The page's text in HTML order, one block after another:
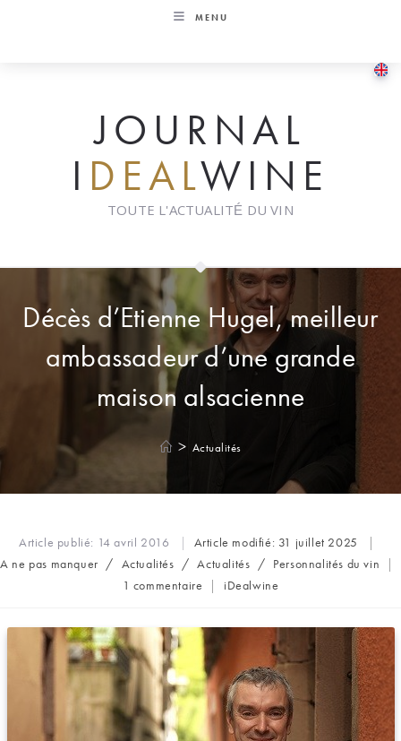
MENU
JOURNAL
I DEALWINE
TOUTE L'ACTUALITÉ DU VIN
Décès d’Etienne Hugel, meilleur
ambassadeur d’une grande
maison alsacienne
> Actualités
Article publié: 14 avril 2016 Article modifié: 31 juillet 2025
Post
A ne pas manquer / Actualités / Actualités / Personnalités du vin
Commentaires
publication :
1 commentaire
Auteur/autrice
publication :
iDealwine